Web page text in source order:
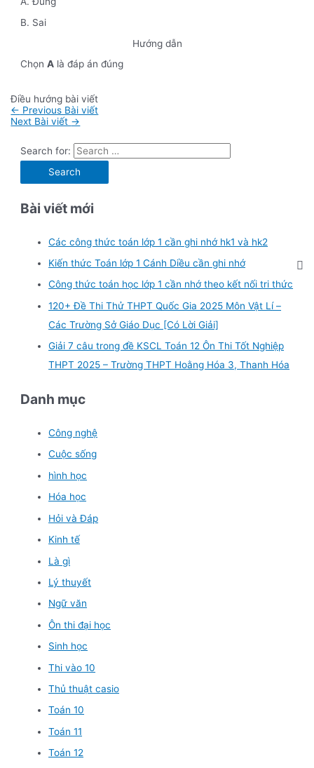
B. Sai
Hướng dẫn
ChọnA là đáp án đúng
Điều hướng bài viết
← Previous Bài viết
Next Bài viết →
Search for:
Bài viết mới
Các công thức toán lớp 1 cần ghi nhớ hk1 và hk2
Kiến thức Toán lớp 1 Cánh Diều cần ghi nhớ
Công thức toán học lớp 1 cần nhớ theo kết nối tri thức
120+ Đề Thi Thử THPT Quốc Gia 2025 Môn Vật Lí –
Các Trường Sở Giáo Dục [Có Lời Giải]
Giải 7 câu trong đề KSCL Toán 12 Ôn Thi Tốt Nghiệp
THPT 2025 – Trường THPT Hoằng Hóa 3, Thanh Hóa
Danh mục
Công nghệ
Cuộc sống
hình học
Hóa học
Hỏi và Đáp
Kinh tế
Là gì
Lý thuyết
Ngữ văn
Ôn thi đại học
Sinh học
Thi vào 10
Thủ thuật casio
Toán 10
Toán 11
Toán 12